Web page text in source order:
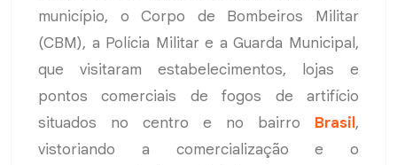
município, o Corpo de Bombeiros Militar
(CBM), a Polícia Militar e a Guarda Municipal,
que visitaram estabelecimentos, lojas e
pontos comerciais de fogos de artifício
situados no centro e no bairro Brasil,
vistoriando a comercialização e o